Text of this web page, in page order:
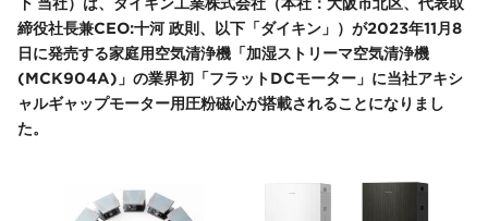
締役社長兼CEO:十河 政則、以下「ダイキン」）が2023年11月8
日に発売する家庭用空気清浄機「加湿ストリーマ空気清浄機
(MCK904A)」の業界初「フラットDCモーター」に当社アキシ
ャルギャップモーター用圧粉磁心が搭載されることになりまし
た。